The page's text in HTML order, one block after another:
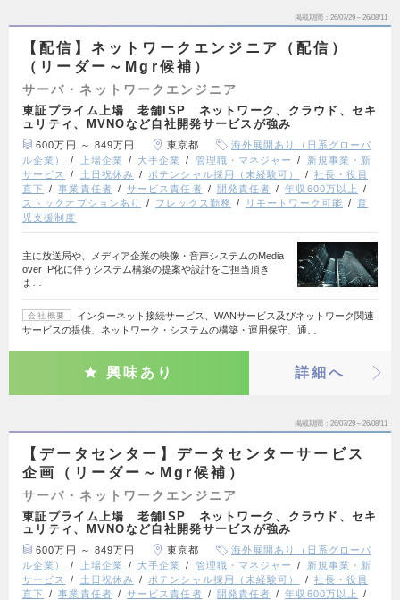
掲載期間 26/07/29～26/08/11
【配信】ネットワークエンジニア（配信）
（リーダー～Mgr候補）
サーバ・ネットワークエンジニア
東証プライム上場 老舗ISP ネットワーク、クラウド、セキ
ュリティ、MVNOなど自社開発サービスが強み
600万円 ～ 849万円 東京都
海外展開あり（日系グローバ
ル企業）
上場企業 大手企業 管理職・マネジャー
新規事業・新
サービス
土日祝休み ポテンシャル採用（未経験可）
社長・役員
直下
事業責任者 サービス責任者 開発責任者
年収600万以上
ストックオプションあり
フレックス勤務 リモートワーク可能
育
児支援制度
主に放送局や、メディア企業の映像・音声システムのMedia
over IP化に伴うシステム構築の提案や設計をご担当頂き
ま…
会社概要
インターネット接続サービス、WANサービス及びネットワーク関連
サービスの提供、ネットワーク・システムの構築・運用保守、通…
興味あり 詳細へ
掲載期間 26/07/29～26/08/11
【データセンター】データセンターサービス
企画（リーダー～Mgr候補）
サーバ・ネットワークエンジニア
東証プライム上場 老舗ISP ネットワーク、クラウド、セキ
ュリティ、MVNOなど自社開発サービスが強み
600万円 ～ 849万円 東京都
海外展開あり（日系グローバ
ル企業）
上場企業 大手企業 管理職・マネジャー
新規事業・新
サービス
土日祝休み ポテンシャル採用（未経験可）
社長・役員
直下
事業責任者 サービス責任者 開発責任者
年収600万以上